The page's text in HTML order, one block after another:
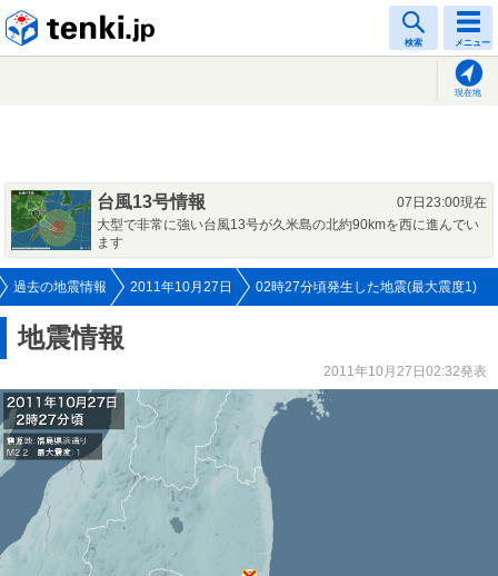
検索 メニュー
現在地
台風13号情報
07日23:00現在
大型で非常に強い台風13号が久米島の北約90kmを西に進んでい
ます
過去の地震情報 2011年10月27日 02時27分頃発生した地震(最大震度1)
地震情報
2011年10月27日02:32発表